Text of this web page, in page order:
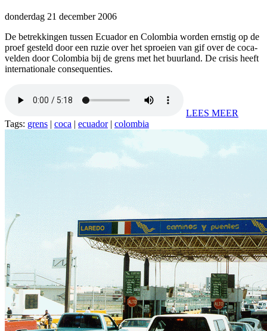
donderdag 21 december 2006
De betrekkingen tussen Ecuador en Colombia worden ernstig op de
proef gesteld door een ruzie over het sproeien van gif over de coca-
velden door Colombia bij de grens met het buurland. De crisis heeft
internationale consequenties.
LEES MEER
Tags: grens | coca | ecuador| colombia